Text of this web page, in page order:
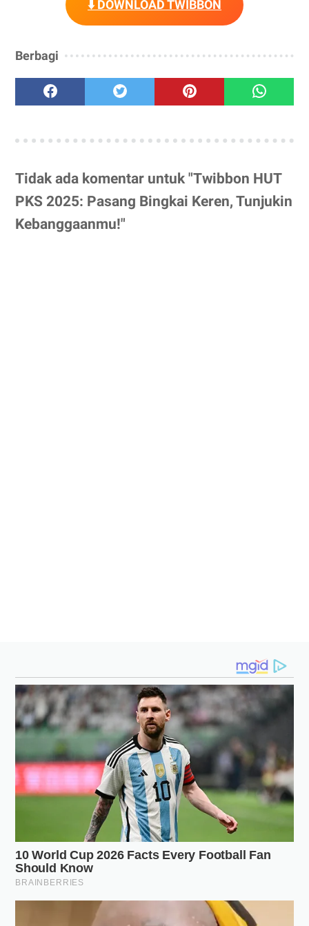
⬇️ DOWNLOAD TWIBBON
Berbagi
Tidak ada komentar untuk "Twibbon HUT
PKS 2025: Pasang Bingkai Keren, Tunjukin
Kebanggaanmu!"